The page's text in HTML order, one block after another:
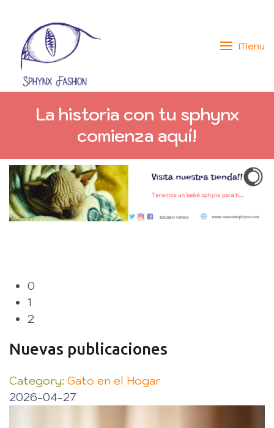
Menu
La historia con tu sphynx
comienza aquí!
0
1
2
Nuevas publicaciones
Category: Gato en el Hogar
2026-04-27